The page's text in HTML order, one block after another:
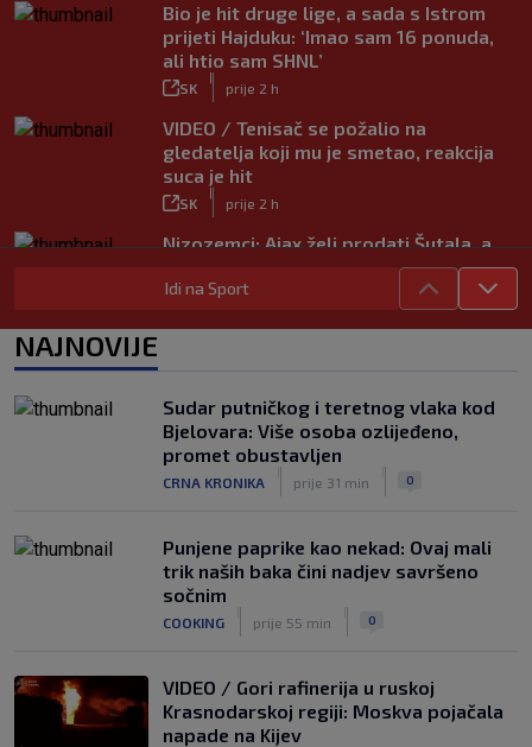
Bio je hit druge lige, a sada s Istrom
prijeti Hajduku: ‘Imao sam 16 ponuda,
ali htio sam SHNL’
SK prije 2 h
VIDEO / Tenisač se požalio na
gledatelja koji mu je smetao, reakcija
suca je hit
SK prije 2 h
Nizozemci: Ajax želi prodati Šutala, a
SK
|
7. kol.
Bennacer raskinuo s Milanom i sada je
SK 7. kol.
VIDEO / Počela nam je ‘Cvajta’! Brekalo
solidan u gostujućoj pobjedi Herthe
kod Bochuma
Idi na Sport
NAJNOVIJE
Sudar putničkog i teretnog vlaka kod
Bjelovara: Više osoba ozlijeđeno,
promet obustavljen
CRNA KRONIKA prije 31 min 0
Punjene paprike kao nekad: Ovaj mali
trik naših baka čini nadjev savršeno
sočnim
COOKING prije 55 min 0
VIDEO / Gori rafinerija u ruskoj
Krasnodarskoj regiji: Moskva pojačala
napade na Kijev